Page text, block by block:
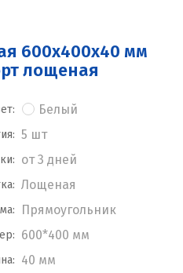
600x400x40 мм
лощеная
Белый
5 шт
от 3 дней
Лощеная
Прямоугольник
600*400 мм
40 мм